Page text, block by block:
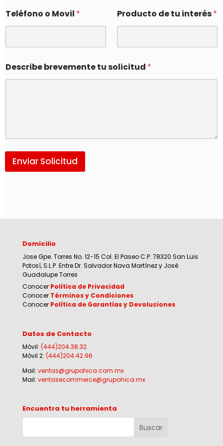
Teléfono o Movil * Producto de tu interés*
Describe brevemente tu solicitud *
Enviar Solicitud
Domicilio
Jose Gpe. Torres No. 12-15 Col. El Paseo C.P. 78320 San Luis
Potosí, S.L.P. Entre Dr. Salvador Nava Martínez y José
Guadalupe Torres
Conocer Política de Privacidad
Conocer Términos y Condiciones
Conocer Política de Garantías y Devoluciones
Datos de Contacto
Móvil: (444)204.38.32
Móvil 2: (444)204.42.96
Mail: ventas@grupohica.com.mx
Mail: ventasecommerce@grupohica.mx
Encuentra tu herramienta